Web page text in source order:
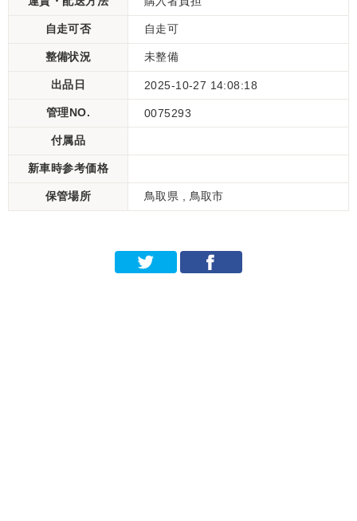
自走可否 自走可
整備状況 未整備
出品日 2025-10-27 14:08:18
管理NO. 0075293
付属品
新車時参考価格
保管場所 鳥取県 , 鳥取市